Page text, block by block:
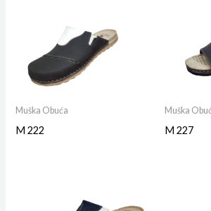
Muška Obuća
M 222
Muška
M 227